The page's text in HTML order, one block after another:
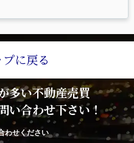
に戻る
多い不動産売買
い合わせ下さい！
わせください